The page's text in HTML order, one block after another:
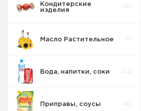
Кондитерские
изделия
670
Масло Растительное 39
Вода, напитки, соки 334
Приправы, соусы 452